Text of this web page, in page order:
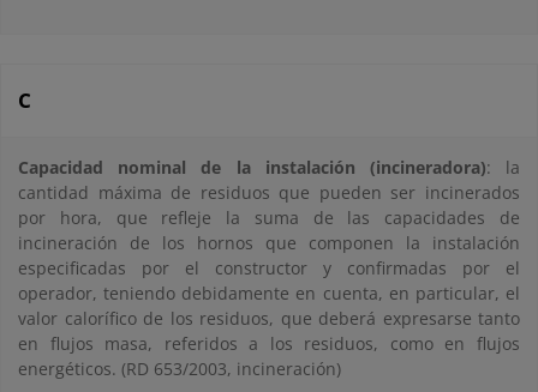
C
Capacidad nominal de la instalación (incineradora): la
cantidad máxima de residuos que pueden ser incinerados
por hora, que refleje la suma de las capacidades de
incineración de los hornos que componen la instalación
especificadas por el constructor y confirmadas por el
operador, teniendo debidamente en cuenta, en particular, el
valor calorífico de los residuos, que deberá expresarse tanto
en flujos masa, referidos a los residuos, como en flujos
energéticos. (RD 653/2003, incineración)